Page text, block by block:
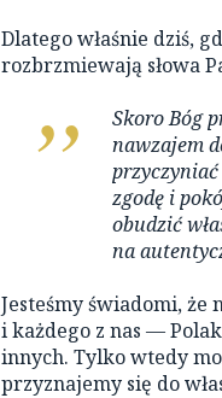
Dlatego właśnie dziś,
rozbrzmiewają słowa
Skoro Bóg
nawzajem
zgodę i
obudzić
na
Jesteśmy świadomi, że
i każdego z nas —
innych. Tylko wtedy
przyznajemy się do